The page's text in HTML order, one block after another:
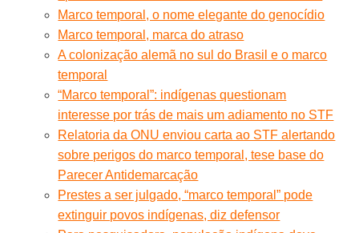
Marco temporal, o nome elegante do genocídio
Marco temporal, marca do atraso
A colonização alemã no sul do Brasil e o marco
temporal
“Marco temporal”: indígenas questionam
interesse por trás de mais um adiamento no STF
Relatoria da ONU enviou carta ao STF alertando
sobre perigos do marco temporal, tese base do
Parecer Antidemarcação
Prestes a ser julgado, “marco temporal” pode
extinguir povos indígenas, diz defensor